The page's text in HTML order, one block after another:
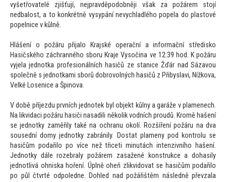
vyšetřovatelé zjišťují, nejpravděpodobněji však za požárem stojí
nedbalost, a to konkrétně vysypání nevychladlého popela do plastové
popelnice v kůlně.
Hlášení o požáru přijalo Krajské operační a informační středisko
Hasičského záchranného sboru Kraje Vysočina ve 12:39 hod. K požáru
vyjela jednotka profesionálních hasičů ze stanice Žďár nad Sázavou
společně s jednotkami sborů dobrovolných hasičů z Přibyslavi, Nížkova,
Velké Losenice a Špinova.
V době příjezdu prvních jednotek byl objekt kůlny a garáže v plamenech.
Na likvidaci požáru hasiči nasadili několik vodních proudů. Kromě hašení
se jednotky zaměřily také na ochranu okolí. Rozšíření požáru na dva
sousední domy jednotky zabránily. Dostat plameny pod kontrolu se
hasičům podařilo po více než třiceti minutách intenzivního hašení.
Jednotky dále rozebraly požárem zasažené konstrukce a dohasily
jednotlivá ohniska hoření. Úplně oheň zlikvidovat se hasičům podařilo
po půl čtvrté odpoledne. Dohled nad požářištěm následně převzala